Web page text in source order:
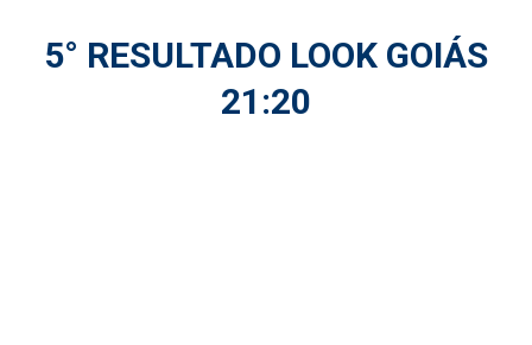
5° RESULTADO LOOK GOIÁS
21:20